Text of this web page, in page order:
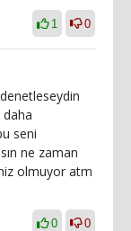
1 0
daha
seni
ne zaman
olmuyor atm
0 0